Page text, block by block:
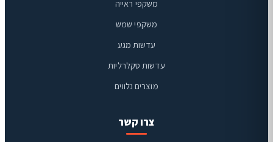
משקפי ראייה
משקפי שמש
עדשות מגע
עדשות סקלרליות
מוצרים נלווים
צרו קשר